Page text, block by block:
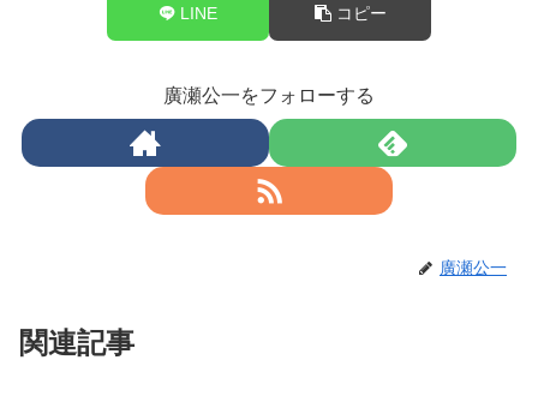
LINE コピー
廣瀬公一をフォローする
廣瀬公一
関連記事